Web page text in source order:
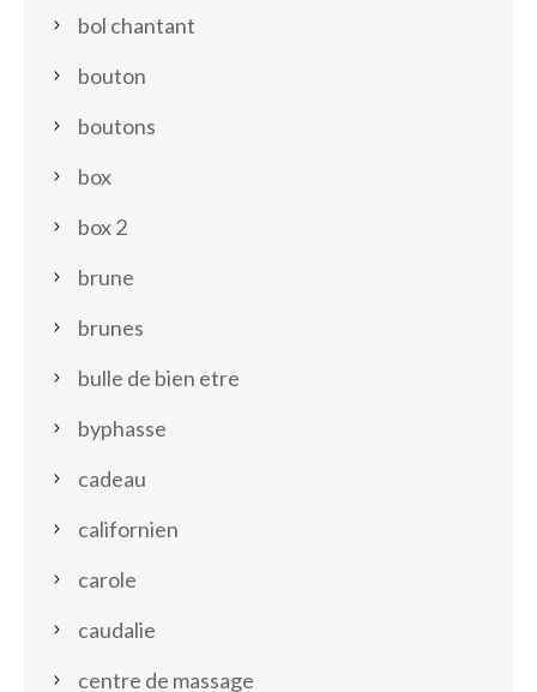
bol chantant
bouton
boutons
box
box 2
brune
brunes
bulle de bien etre
byphasse
cadeau
californien
carole
caudalie
centre de massage